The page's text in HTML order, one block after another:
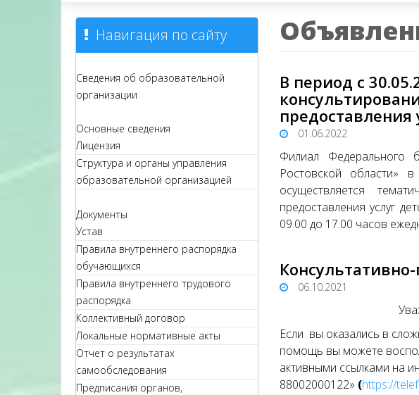
Навигация по сайту
Сведения об образовательной
организации
Основные сведения
Лицензия
Структура и органы управления
образовательной организацией
Документы
Устав
Правила внутреннего распорядка
обучающихся
Правила внутреннего трудового
распорядка
Коллективный договор
Локальные нормативные акты
Отчет о результатах
самообследования
Предписания органов,
В период с
предоставления
01.06.2022
Филиал Федерального
Ростовской области»
осуществляется
предоставления услуг
09.00 до 17.00 часов
06.10.2021
Если вы оказались в
помощь вы можете
активными ссылками на
88002000122» (https://